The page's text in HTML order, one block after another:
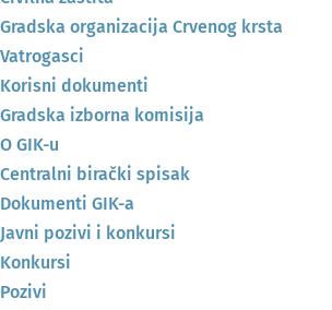
Gradska organizacija Crvenog krsta
Vatrogasci
Korisni dokumenti
Gradska izborna komisija
O GIK-u
Centralni birački spisak
Dokumenti GIK-a
Javni pozivi i konkursi
Konkursi
Pozivi